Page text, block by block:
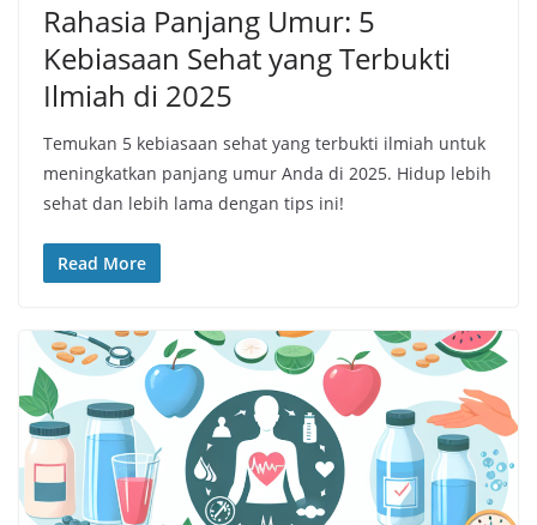
Rahasia Panjang Umur: 5
Kebiasaan Sehat yang Terbukti
Ilmiah di 2025
Temukan 5 kebiasaan sehat yang terbukti ilmiah untuk
meningkatkan panjang umur Anda di 2025. Hidup lebih
sehat dan lebih lama dengan tips ini!
Read More